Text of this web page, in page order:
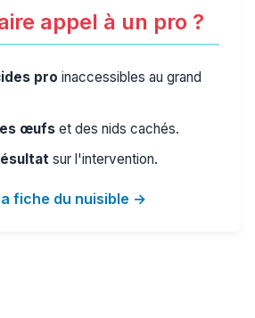
appel à un pro ?
pro inaccessibles au grand
œufs et des nids cachés.
sur l'intervention.
fiche du nuisible →